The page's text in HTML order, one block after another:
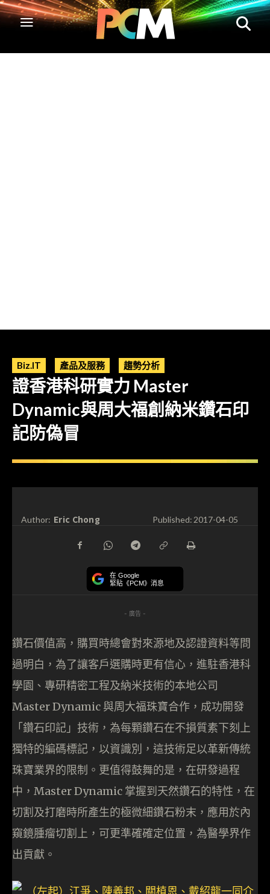
Biz.IT 產品及服務 趨勢分析
證香港科研實力 Master
Dynamic與周大福創納米鑽石印
記防偽冒
Author: Eric Chong Published:2017-04-05
在 Google
緊貼《PCM》消息
- 廣告 -
鑽石價值高，購買時總會對來源地及認證資料等問
過明白，為了讓客戶選購時更有信心，進駐香港科
學園、專研精密工程及納米技術的本地公司
Master Dynamic 與周大福珠寶合作，成功開發
「鑽石印記」技術，為每顆鑽石在不損質素下刻上
獨特的編碼標記，以資識別，這技術足以革新傳統
珠寶業界的限制。更值得鼓舞的是，在研發過程
中，Master Dynamic 掌握到天然鑽石的特性，在
切割及打磨時所產生的極微細鑽石粉末，應用於內
窺鏡腫瘤切割上，可更準確確定位置，為醫學界作
出貢獻。